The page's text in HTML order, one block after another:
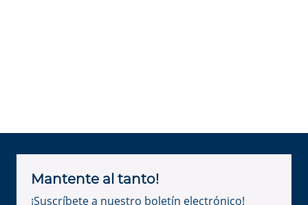
Mantente al tanto!
¡Suscríbete a nuestro boletín electrónico!